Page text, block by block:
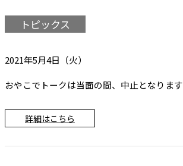
トピックス
2021年5月4日（火）
おやこでトークは当面の間、中止となります
詳細はこちら